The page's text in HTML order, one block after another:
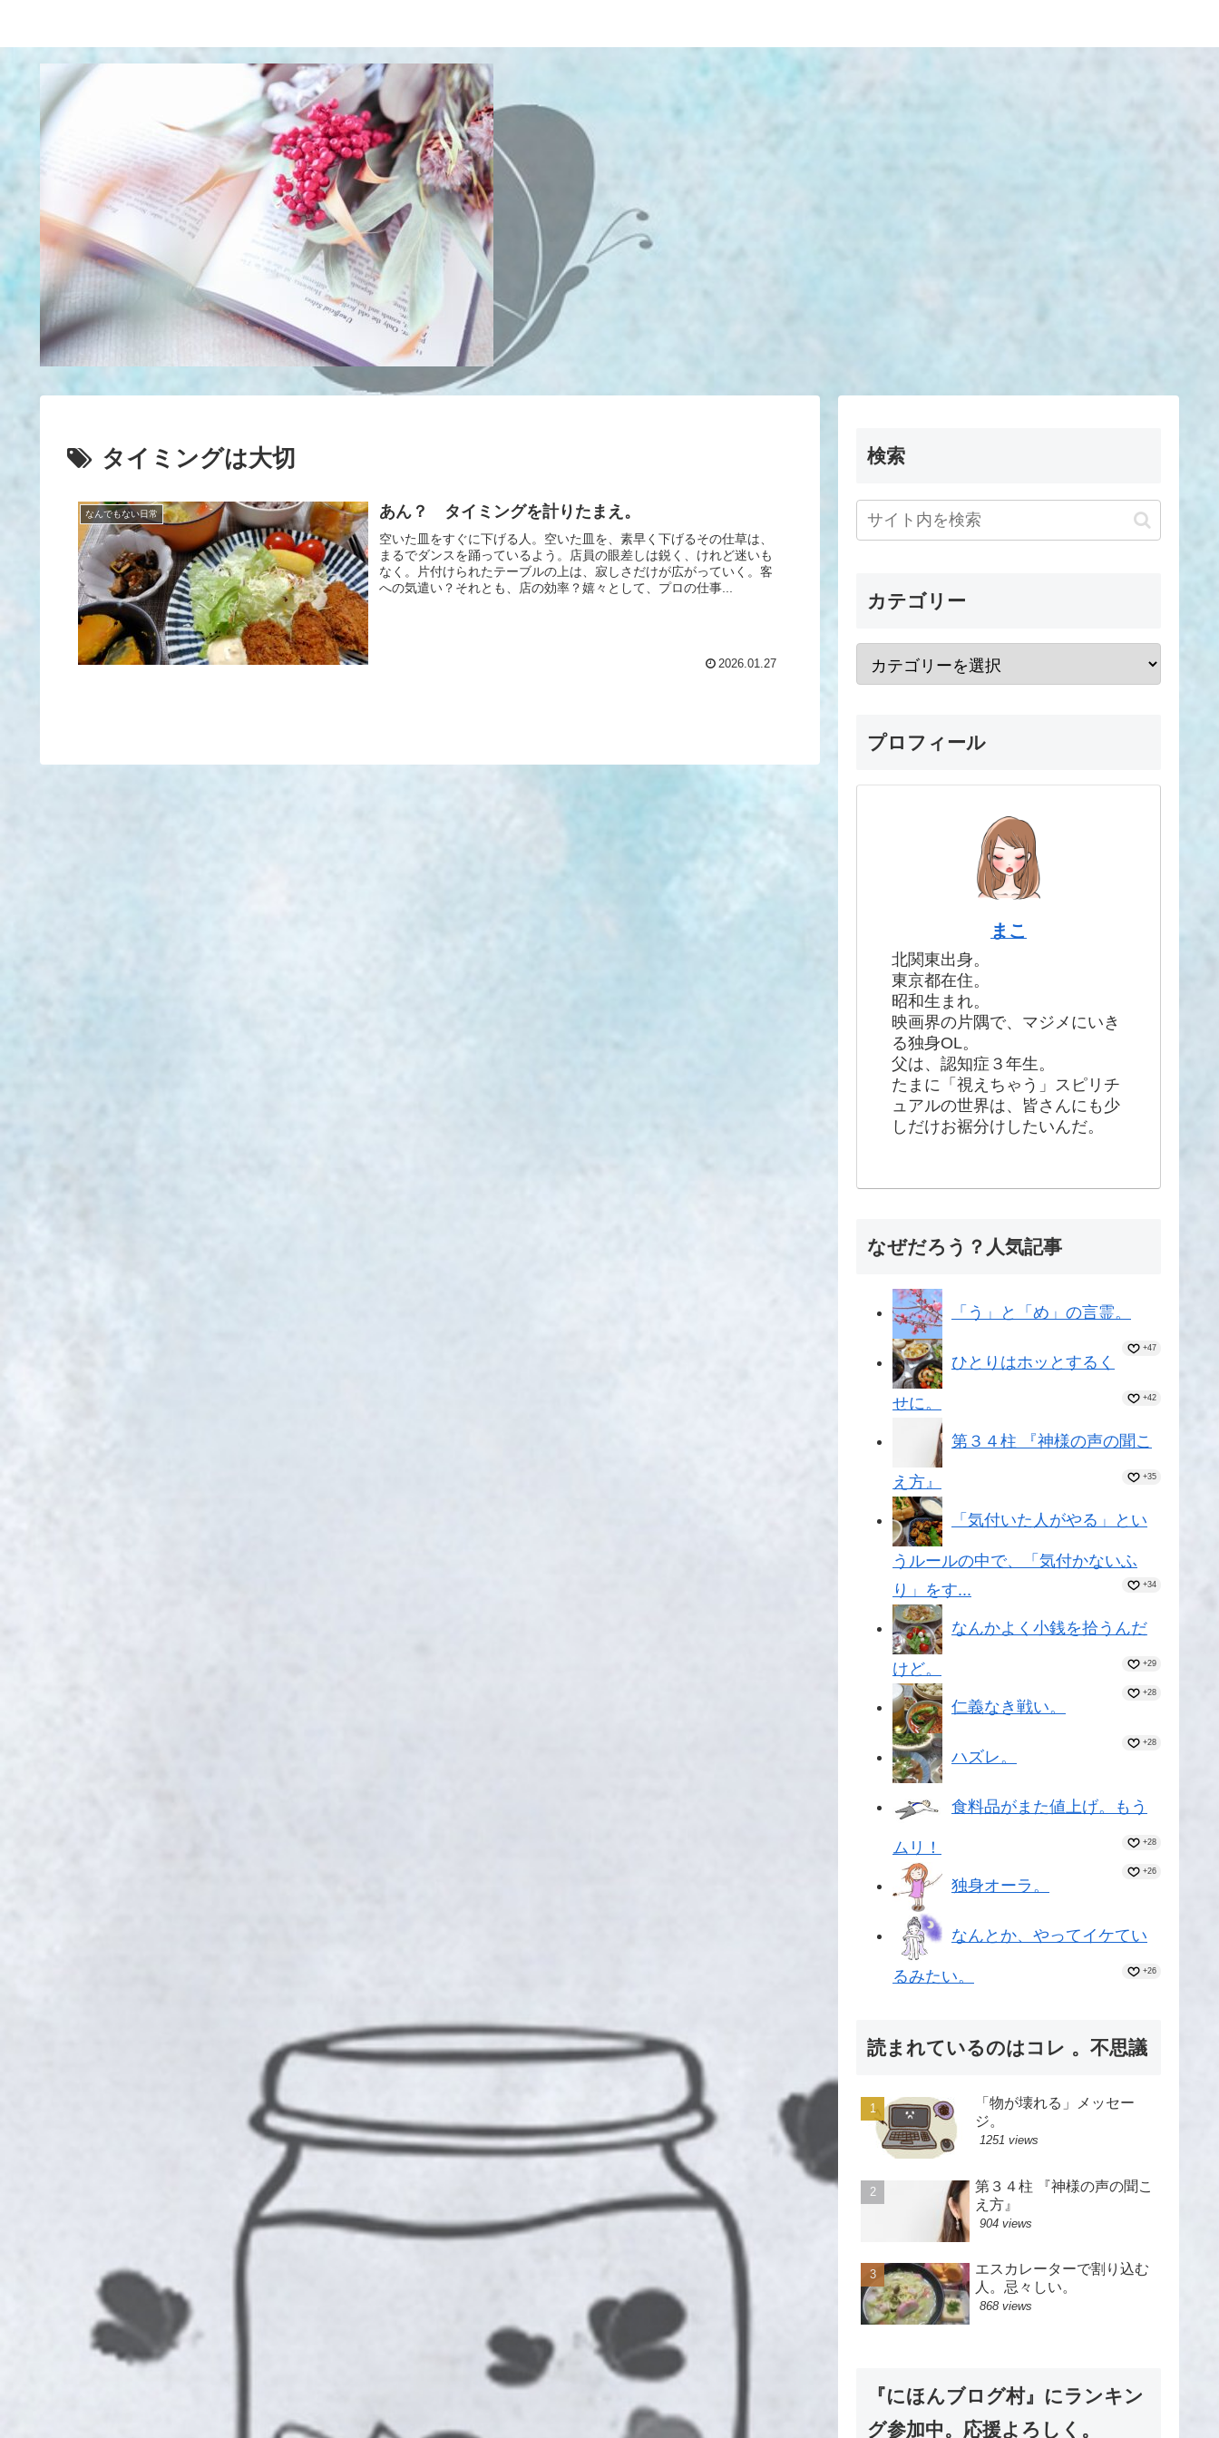
タイミングは大切
なんでもない日常 あん？ タイミングを計りたまえ。
空いた皿をすぐに下げる人。空いた皿を、素早く下げるその仕草は、
まるでダンスを踊っているよう。店員の眼差しは鋭く、けれど迷いも
なく。片付けられたテーブルの上は、寂しさだけが広がっていく。客
への気遣い？それとも、店の効率？嬉々として、プロの仕事...
2026.01.27
検索
カテゴリー
プロフィール
まこ
北関東出身。
東京都在住。
昭和生まれ。
映画界の片隅で、マジメにいき
る独身OL。
父は、認知症３年生。
たまに「視えちゃう」スピリチ
ュアルの世界は、皆さんにも少
しだけお裾分けしたいんだ。
なぜだろう？人気記事
「う」と「め」の言霊。
+47
ひとりはホッとするく
せに。 +42
第３４柱 『神様の声の聞こ
え方』 +35
「気付いた人がやる」とい
うルールの中で、「気付かないふ
り」をす...
+34
なんかよく小銭を拾うんだ
けど。 +29
仁義なき戦い。
+28
ハズレ。
+28
食料品がまた値上げ。もう
ムリ！ +28
独身オーラ。
+26
なんとか、やってイケてい
るみたい。 +26
読まれているのはコレ 。不思議
「物が壊れる」メッセー
ジ。
1251 views
第３４柱 『神様の声の聞こ
え方』
904 views
エスカレーターで割り込む
人。忌々しい。
868 views
『にほんブログ村』にランキン
グ参加中。応援よろしく。